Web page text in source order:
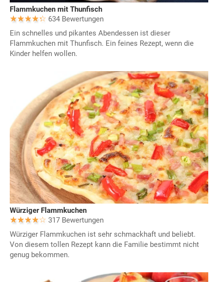
Flammkuchen mit Thunfisch
634 Bewertungen
Ein schnelles und pikantes Abendessen ist dieser
Flammkuchen mit Thunfisch. Ein feines Rezept, wenn die
Kinder helfen wollen.
Würziger Flammkuchen
317 Bewertungen
Würziger Flammkuchen ist sehr schmackhaft und beliebt.
Von diesem tollen Rezept kann die Familie bestimmt nicht
genug bekommen.